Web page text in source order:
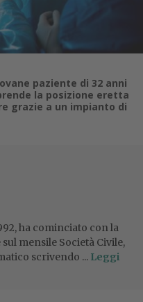
paziente di 32 anni
la posizione eretta
grazie a un impianto di
ha cominciato con la
mensile Società Civile,
scrivendo ... Leggi